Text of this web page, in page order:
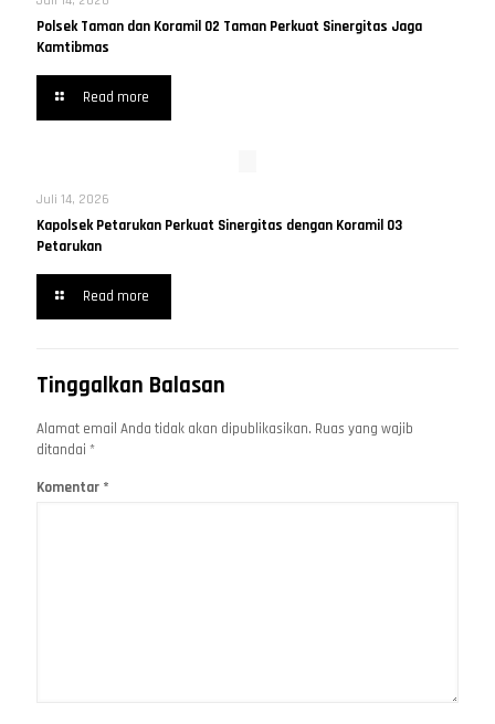
Polsek Taman dan Koramil 02 Taman Perkuat Sinergitas Jaga
Kamtibmas
Read more
Juli 14, 2026
Kapolsek Petarukan Perkuat Sinergitas dengan Koramil 03
Petarukan
Read more
Tinggalkan Balasan
Alamat email Anda tidak akan dipublikasikan. Ruas yang wajib
ditandai *
Komentar *